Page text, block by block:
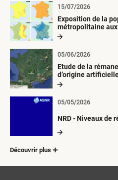
Exposition de la
métropolitaine
radioactives depuis
15/07/2026
Etude de la
d’origine
05/06/2026
NRD - Niveaux de
05/05/2026
Découvrir plus